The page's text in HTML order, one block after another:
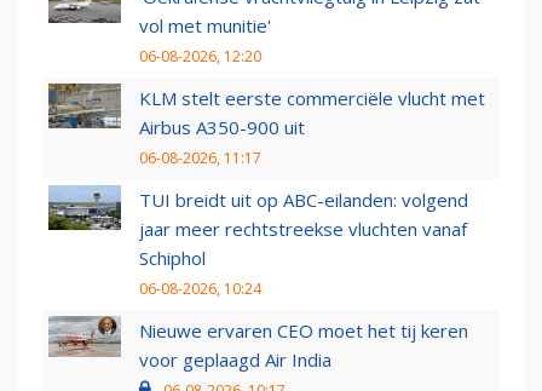
vol met munitie'
06-08-2026, 12:20
KLM stelt eerste commerciële vlucht met
Airbus A350-900 uit
06-08-2026, 11:17
TUI breidt uit op ABC-eilanden: volgend
jaar meer rechtstreekse vluchten vanaf
Schiphol
06-08-2026, 10:24
Nieuwe ervaren CEO moet het tij keren
voor geplaagd Air India